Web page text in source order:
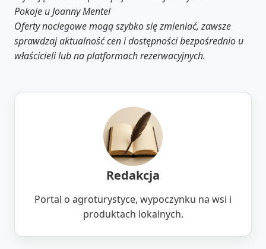
Pokoje u Joanny Mentel
Oferty noclegowe mogą szybko się zmieniać, zawsze
sprawdzaj aktualność cen i dostępności bezpośrednio u
właścicieli lub na platformach rezerwacyjnych.
Redakcja
Portal o agroturystyce, wypoczynku na wsi i
produktach lokalnych.